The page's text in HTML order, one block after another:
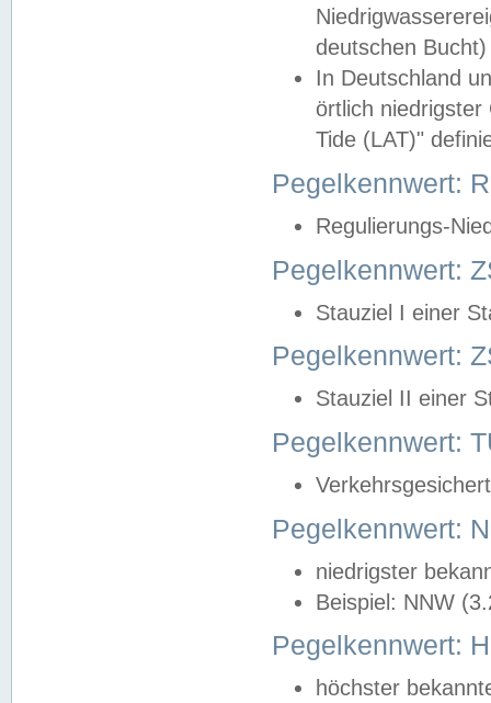
deutschen
In Deutschland
örtlich
Tide (LAT)"
Pegelkennwert:
Regulierungs-
Pegelkennwert:
Stauziel I einer
Pegelkennwert:
Stauziel II einer
Pegelkennwert:
Pegelkennwert:
niedrigster
Beispiel: NNW
Pegelkennwert:
höchster